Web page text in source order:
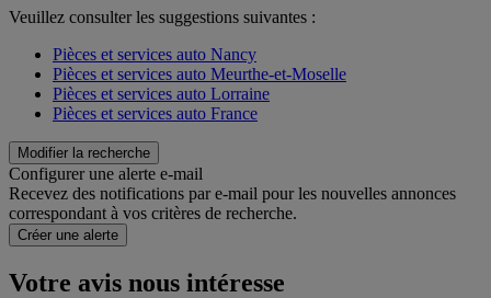
Veuillez consulter les suggestions suivantes :
Pièces et services auto Nancy
Pièces et services auto Meurthe-et-Moselle
Pièces et services auto Lorraine
Pièces et services auto France
Modifier la recherche
Configurer une alerte e-mail
Recevez des notifications par e-mail pour les nouvelles annonces
correspondant à vos critères de recherche.
Créer une alerte
Votre avis nous intéresse